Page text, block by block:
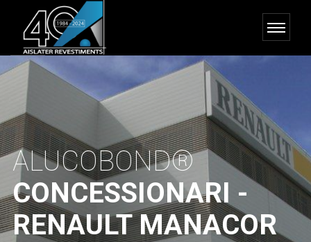
ALUCOBOND®
CONCESSIONARI -
RENAULT MANACOR